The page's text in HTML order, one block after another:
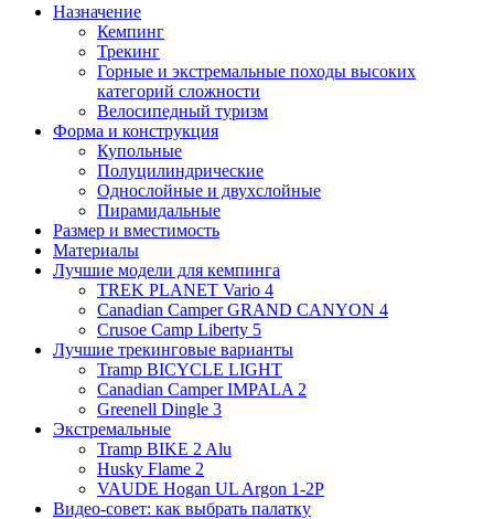
Назначение
Кемпинг
Трекинг
Горные и экстремальные походы высоких
категорий сложности
Велосипедный туризм
Форма и конструкция
Купольные
Полуцилиндрические
Однослойные и двухслойные
Пирамидальные
Размер и вместимость
Материалы
Лучшие модели для кемпинга
TREK PLANET Vario 4
Canadian Camper GRAND CANYON 4
Crusoe Camp Liberty 5
Лучшие трекинговые варианты
Tramp BICYCLE LIGHT
Canadian Camper IMPALA 2
Greenell Dingle 3
Экстремальные
Tramp BIKE 2 Alu
Husky Flame 2
VAUDE Hogan UL Argon 1-2P
Видео-совет: как выбрать палатку